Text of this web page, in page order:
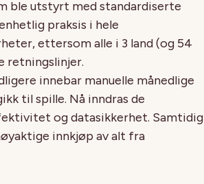
ble utstyrt med standardiserte
praksis i hele
ettersom alle i 3 land (og 54
retningslinjer.
innebar manuelle månedlige
til spille. Nå inndras de
og datasikkerhet. Samtidig
innkjøp av alt fra